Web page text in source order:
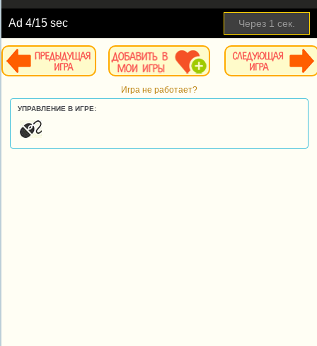
Ad4/15 sec Через 1 сек.
Игра не работает?
УПРАВЛЕНИЕ В ИГРЕ: